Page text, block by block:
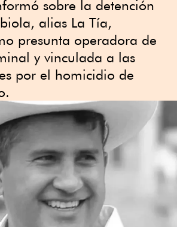
sobre la detención
alias La Tía,
presunta operadora de
y vinculada a las
por el homicidio de